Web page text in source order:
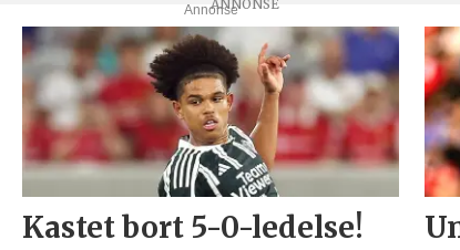
Annonse
Kastet bort 5-0-ledelse!